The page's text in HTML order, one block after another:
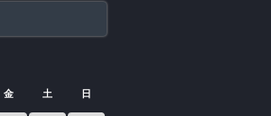
金 土 日